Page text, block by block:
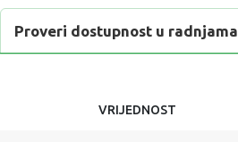
Proveri dostupnost u radnjama
VRIJEDNOST